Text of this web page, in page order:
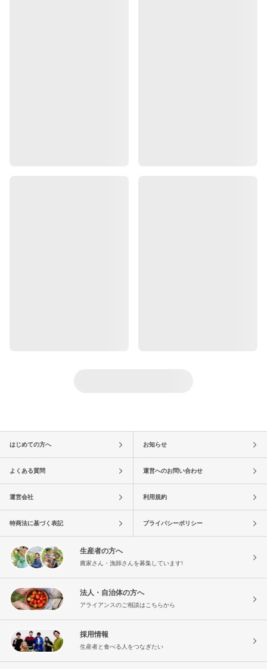
はじめての方へ お知らせ
よくある質問 運営へのお問い合わせ
運営会社 利用規約
特商法に基づく表記 プライバシーポリシー
生産者の方へ
農家さん・漁師さんを募集しています!
法人・自治体の方へ
アライアンスのご相談はこちらから
採用情報
生産者と食べる人をつなぎたい